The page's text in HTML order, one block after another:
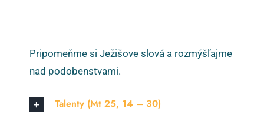
Pripomeňme si Ježišove slová a rozmýšľajme
nad podobenstvami.
Talenty (Mt 25, 14 – 30)